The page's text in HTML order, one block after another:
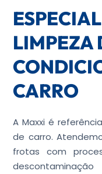
LIMPEZA
CARRO
A Maxxi é
de carro.
frotas com